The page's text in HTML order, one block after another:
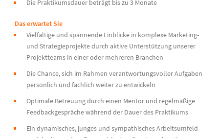
Die Praktikumsdauer beträgt bis zu 3 Monate
Das erwartet Sie
Vielfältige und spannende Einblicke in komplexe Marketing-
und Strategieprojekte durch aktive Unterstützung unserer
Projektteams in einer oder mehreren Branchen
Die Chance, sich im Rahmen verantwortungsvoller Aufgaben
persönlich und fachlich weiter zu entwickeln
Optimale Betreuung durch einen Mentor und regelmäßige
Feedbackgespräche während der Dauer des Praktikums
Ein dynamisches, junges und sympathisches Arbeitsumfeld